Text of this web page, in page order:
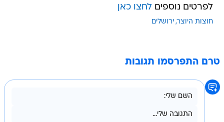
לפרטים נוספיםלחצו כאן
חוצות היוצר ירושלים
טרם התפרסמו תגובות